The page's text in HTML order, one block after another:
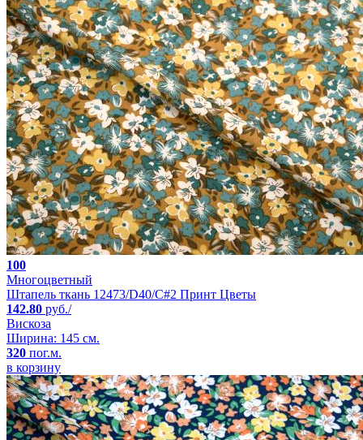
100
Многоцветный
Штапель ткань 12473/D40/C#2 Принт Цветы
142.80 руб./
Вискоза
Ширина: 145 см.
320 пог.м.
в корзину